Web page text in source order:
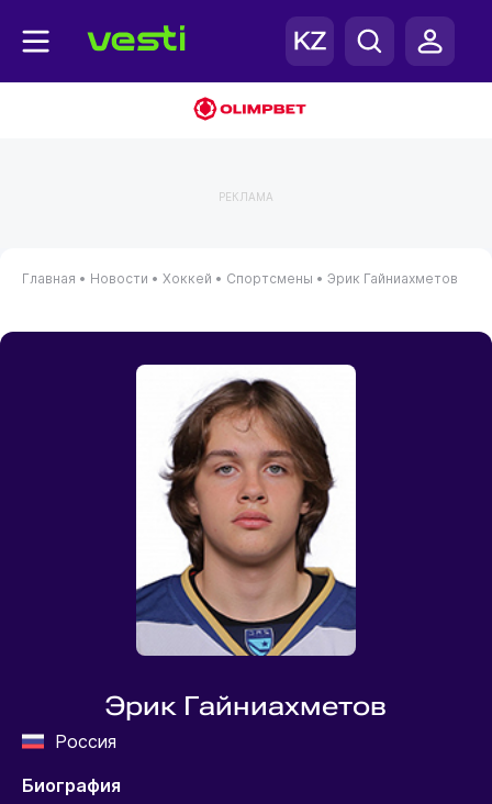
РЕКЛАМА
Главная • Новости • Хоккей • Спортсмены • Эрик Гайниахметов
Эрик Гайниахметов
Россия
Биография